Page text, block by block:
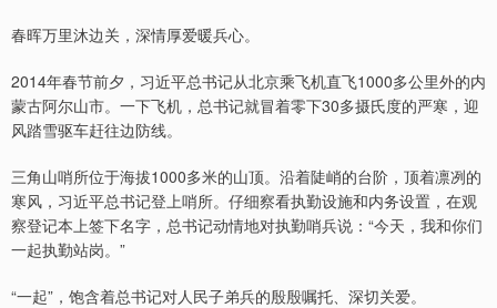
春晖万里沐边关，深情厚爱暖兵心。
2014年春节前夕，习近平总书记从北京乘飞机直飞1000多公里外的内
蒙古阿尔山市。一下飞机，总书记就冒着零下30多摄氏度的严寒，迎
风踏雪驱车赶往边防线。
三角山哨所位于海拔1000多米的山顶。沿着陡峭的台阶，顶着凛冽的
寒风，习近平总书记登上哨所。仔细察看执勤设施和内务设置，在观
察登记本上签下名字，总书记动情地对执勤哨兵说：“今天，我和你们
一起执勤站岗。”
“一起”，饱含着总书记对人民子弟兵的殷殷嘱托、深切关爱。